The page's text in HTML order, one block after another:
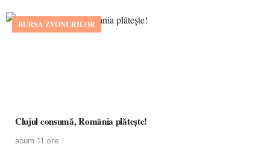
BURSA ZVONURILOR
Clujul consumă, România plătește!
acum 11 ore